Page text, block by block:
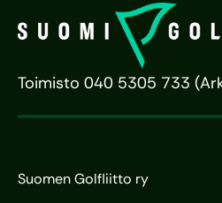
Toimisto 040 5305 733
Suomen Golfliitto ry